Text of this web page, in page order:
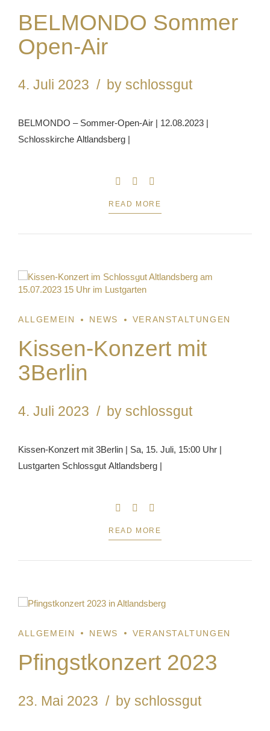
BELMONDO Sommer
Open-Air
4. Juli 2023 by schlossgut
BELMONDO – Sommer-Open-Air | 12.08.2023 |
Schlosskirche Altlandsberg |
READ MORE
1
ALLGEMEIN NEWS VERANSTALTUNGEN
Kissen-Konzert mit
3Berlin
4. Juli 2023 by schlossgut
Kissen-Konzert mit 3Berlin | Sa, 15. Juli, 15:00 Uhr |
Lustgarten Schlossgut Altlandsberg |
READ MORE
ALLGEMEIN NEWS VERANSTALTUNGEN
Pfingstkonzert 2023
23. Mai 2023 by schlossgut